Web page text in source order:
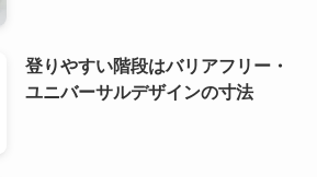
登りやすい階段はバリアフリー・
ユニバーサルデザインの寸法